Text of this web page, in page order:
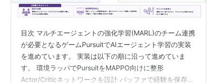
目次 マルチエージェントの強化学習(MARL)のチーム連携
が必要となるゲームPursuitでAIエージェント学習の実装
を進めています。 実装は以下の順に沿って進めていま
す。 環境ラッパでPursuitをMAPPO向けに整形
Actor/Criticネットワークを設計 バッファで経験を保存・